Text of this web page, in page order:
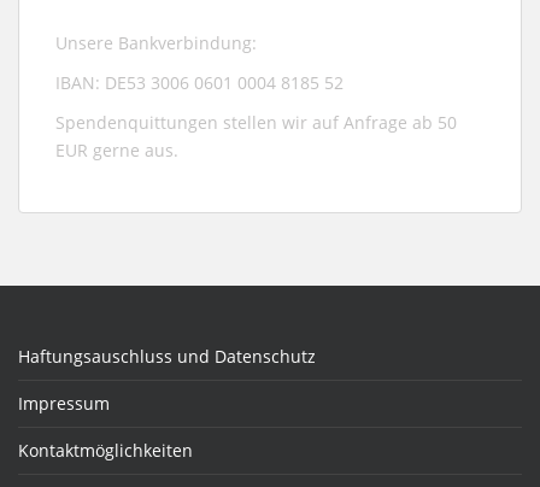
Unsere Bankverbindung:
IBAN: DE53 3006 0601 0004 8185 52
Spendenquittungen stellen wir auf Anfrage ab 50
EUR gerne aus.
Haftungsauschluss und Datenschutz
Impressum
Kontaktmöglichkeiten